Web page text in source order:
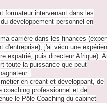
formateur intervenant dans les
développement personnel en
carrière dans les finances
d'entreprise), j'ai vécu une
expatrié, puis directeur Afrique).
toute la puissance que peut
en créant et développant, de
coaching professionnel et de
le Pôle Coaching du cabinet